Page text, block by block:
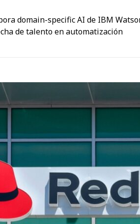
domain-specific AI de IBM
de talento en automatización